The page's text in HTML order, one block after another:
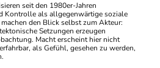
seit den 1980er-Jahren
Kontrolle als allgegenwärtige soziale
den Blick selbst zum Akteur:
Setzungen erzeugen
Macht erscheint hier nicht
als Gefühl, gesehen zu werden,